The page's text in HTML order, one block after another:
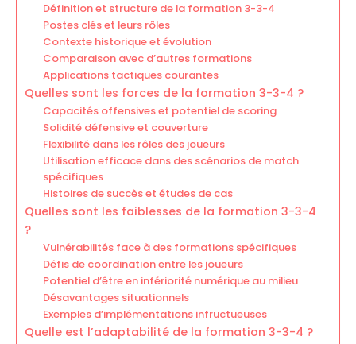
Définition et structure de la formation 3-3-4
Postes clés et leurs rôles
Contexte historique et évolution
Comparaison avec d’autres formations
Applications tactiques courantes
Quelles sont les forces de la formation 3-3-4 ?
Capacités offensives et potentiel de scoring
Solidité défensive et couverture
Flexibilité dans les rôles des joueurs
Utilisation efficace dans des scénarios de match
spécifiques
Histoires de succès et études de cas
Quelles sont les faiblesses de la formation 3-3-4
?
Vulnérabilités face à des formations spécifiques
Défis de coordination entre les joueurs
Potentiel d’être en infériorité numérique au milieu
Désavantages situationnels
Exemples d’implémentations infructueuses
Quelle est l’adaptabilité de la formation 3-3-4 ?